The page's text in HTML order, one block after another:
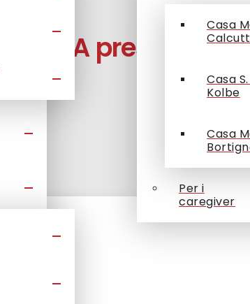
Casa
Casa
Kolbe
Casa
Per i
caregiver
OPSA presenta: